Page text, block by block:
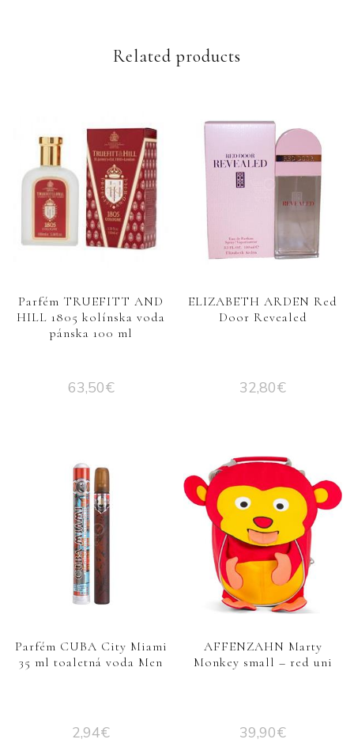
Related products
Parfém TRUEFITT AND
HILL 1805 kolínska voda
pánska 100 ml
63,50€
ELIZABETH ARDEN Red
Door Revealed
32,80€
Parfém CUBA City Miami
35 ml toaletná voda Men
2,94€
AFFENZAHN Marty
Monkey small – red uni
39,90€